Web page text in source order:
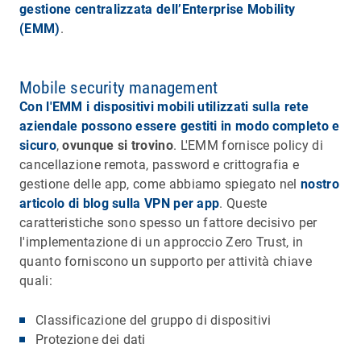
gestione centralizzata dell’Enterprise Mobility
(EMM).
Mobile security management
Con l'EMM i dispositivi mobili utilizzati sulla rete
aziendale possono essere gestiti in modo completo e
sicuro,ovunque si trovino. L'EMM fornisce policy di
cancellazione remota, password e crittografia e
gestione delle app, come abbiamo spiegato nel nostro
articolo di blog sulla VPN per app. Queste
caratteristiche sono spesso un fattore decisivo per
l'implementazione di un approccio Zero Trust, in
quanto forniscono un supporto per attività chiave
quali:
Classificazione del gruppo di dispositivi
Protezione dei dati